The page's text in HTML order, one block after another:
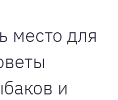
место для
и